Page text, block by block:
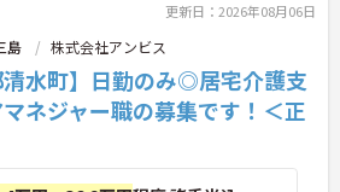
更新日：2026年08月06日
島 株式会社アンビス
清水町】日勤のみ◎居宅介護支
ネジャー職の募集です！＜正